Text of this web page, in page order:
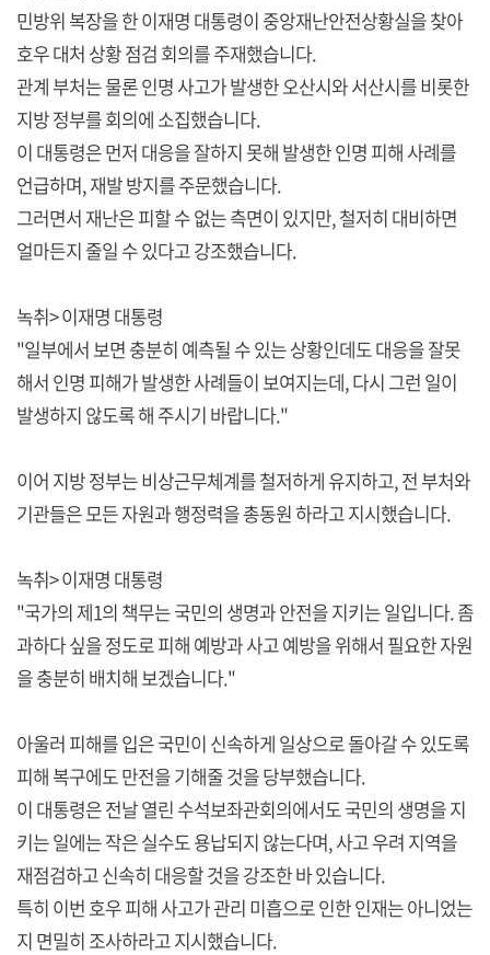
민방위 복장을 한 이재명 대통령이 중앙재난안전상황실을 찾아
호우 대처 상황 점검 회의를 주재했습니다.
관계 부처는 물론 인명 사고가 발생한 오산시와 서산시를 비롯한
지방 정부를 회의에 소집했습니다.
이 대통령은 먼저 대응을 잘하지 못해 발생한 인명 피해 사례를
언급하며, 재발 방지를 주문했습니다.
그러면서 재난은 피할 수 없는 측면이 있지만, 철저히 대비하면
얼마든지 줄일 수 있다고 강조했습니다.
녹취> 이재명 대통령
"일부에서 보면 충분히 예측될 수 있는 상황인데도 대응을 잘못
해서 인명 피해가 발생한 사례들이 보여지는데, 다시 그런 일이
발생하지 않도록 해 주시기 바랍니다."
이어 지방 정부는 비상근무체계를 철저하게 유지하고, 전 부처와
기관들은 모든 자원과 행정력을 총동원 하라고 지시했습니다.
녹취> 이재명 대통령
"국가의 제1의 책무는 국민의 생명과 안전을 지키는 일입니다. 좀
과하다 싶을 정도로 피해 예방과 사고 예방을 위해서 필요한 자원
을 충분히 배치해 보겠습니다."
아울러 피해를 입은 국민이 신속하게 일상으로 돌아갈 수 있도록
피해 복구에도 만전을 기해줄 것을 당부했습니다.
이 대통령은 전날 열린 수석보좌관회의에서도 국민의 생명을 지
키는 일에는 작은 실수도 용납되지 않는다며, 사고 우려 지역을
재점검하고 신속히 대응할 것을 강조한 바 있습니다.
특히 이번 호우 피해 사고가 관리 미흡으로 인한 인재는 아니었는
지 면밀히 조사하라고 지시했습니다.